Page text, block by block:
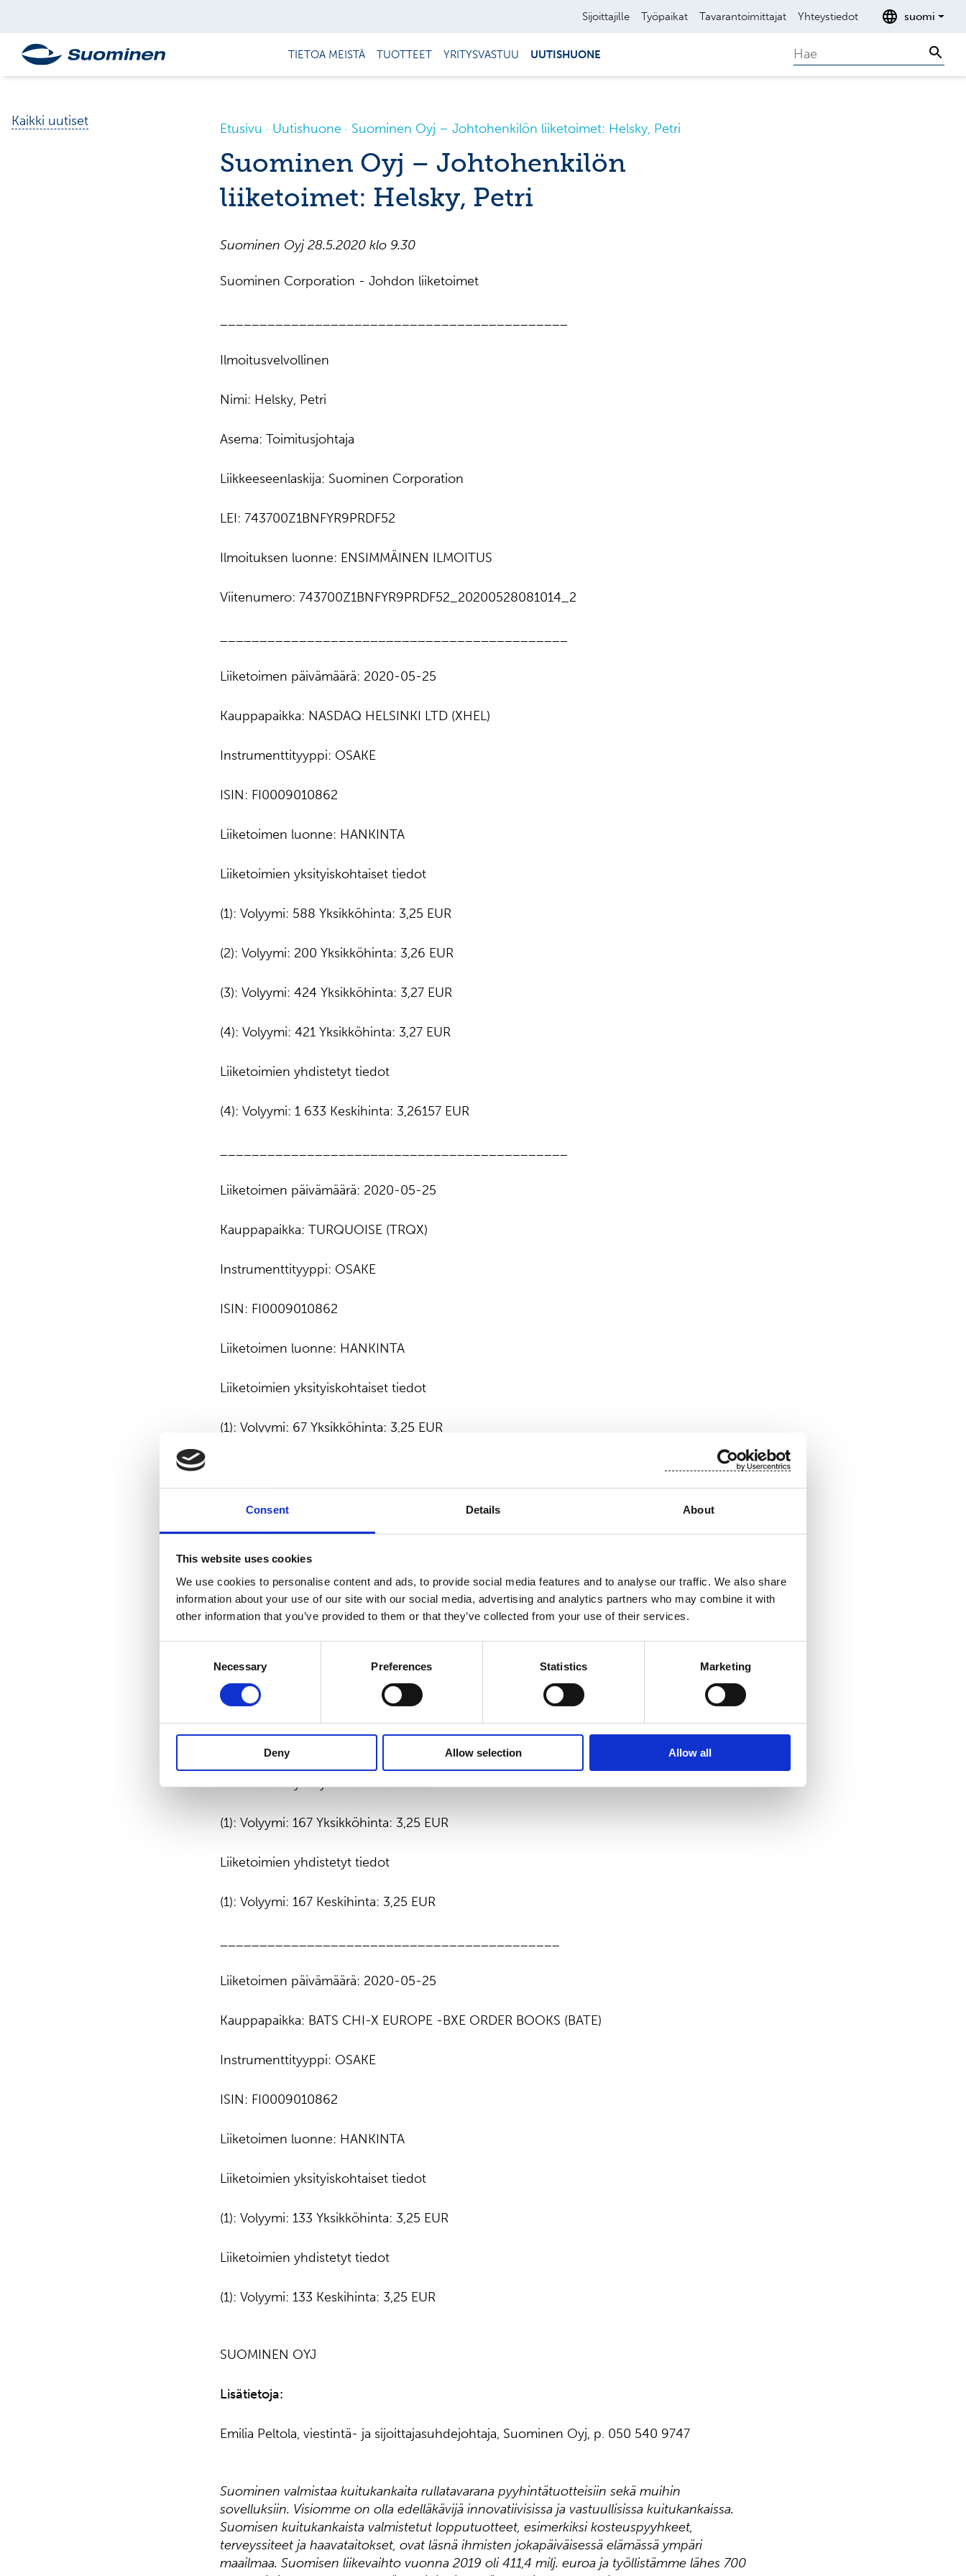
Consent Details About
This website uses cookies
We use cookies to personalise content and ads, to provide social media features and to analyse our traffic. We also share
information about your use of our site with our social media, advertising and analytics partners who may combine it with
other information that you’ve provided to them or that they’ve collected from your use of their services.
Necessary Preferences Statistics Marketing
Deny Allow selection Allow all
Sijoittajille Työpaikat Tavarantoimittajat Yhteystiedot suomi
TIETOA MEISTÄ TUOTTEET YRITYSVASTUU UUTISHUONE Search
Kaikki uutiset Etusivu Uutishuone Suominen Oyj – Johtohenkilön liiketoimet: Helsky, Petri
Suominen Oyj – Johtohenkilön
liiketoimet: Helsky, Petri
Suominen Oyj 28.5.2020 klo 9.30
Suominen Corporation - Johdon liiketoimet
Ilmoitusvelvollinen
Nimi: Helsky, Petri
Asema: Toimitusjohtaja
Liikkeeseenlaskija: Suominen Corporation
LEI: 743700Z1BNFYR9PRDF52
Ilmoituksen luonne: ENSIMMÄINEN ILMOITUS
Viitenumero: 743700Z1BNFYR9PRDF52_20200528081014_2
Liiketoimen päivämäärä: 2020-05-25
Kauppapaikka: NASDAQ HELSINKI LTD (XHEL)
Instrumenttityyppi: OSAKE
ISIN: FI0009010862
Liiketoimen luonne: HANKINTA
Liiketoimien yksityiskohtaiset tiedot
(1): Volyymi: 588 Yksikköhinta: 3,25 EUR
(2): Volyymi: 200 Yksikköhinta: 3,26 EUR
(3): Volyymi: 424 Yksikköhinta: 3,27 EUR
(4): Volyymi: 421 Yksikköhinta: 3,27 EUR
Liiketoimien yhdistetyt tiedot
(4): Volyymi: 1 633 Keskihinta: 3,26157 EUR
Liiketoimen päivämäärä: 2020-05-25
Kauppapaikka: TURQUOISE (TRQX)
Instrumenttityyppi: OSAKE
ISIN: FI0009010862
Liiketoimen luonne: HANKINTA
Liiketoimien yksityiskohtaiset tiedot
(1): Volyymi: 67 Yksikköhinta: 3,25 EUR
(1): Volyymi: 67 Keskihinta: 3,25 EUR
Liiketoimen päivämäärä: 2020-05-25
Kauppapaikka: BATS CHI-X EUROPE -CXE ORDER BOOKS (CHIX)
Instrumenttityyppi: OSAKE
ISIN: FI0009010862
Liiketoimien yksityiskohtaiset tiedot
(1): Volyymi: 167 Yksikköhinta: 3,25 EUR
Liiketoimien yhdistetyt tiedot
(1): Volyymi: 167 Keskihinta: 3,25 EUR
Liiketoimen päivämäärä: 2020-05-25
Kauppapaikka: BATS CHI-X EUROPE -BXE ORDER BOOKS (BATE)
Instrumenttityyppi: OSAKE
ISIN: FI0009010862
Liiketoimen luonne: HANKINTA
Liiketoimien yksityiskohtaiset tiedot
(1): Volyymi: 133 Yksikköhinta: 3,25 EUR
Liiketoimien yhdistetyt tiedot
(1): Volyymi: 133 Keskihinta: 3,25 EUR
SUOMINEN OYJ
Lisätietoja:
Emilia Peltola, viestintä- ja sijoittajasuhdejohtaja, Suominen Oyj, p. 050 540 9747
Suominen valmistaa kuitukankaita rullatavarana pyyhintätuotteisiin sekä muihin
sovelluksiin. Visiomme on olla edelläkävijä innovatiivisissa ja vastuullisissa kuitukankaissa.
Suomisen kuitukankaista valmistetut lopputuotteet, esimerkiksi kosteuspyyhkeet,
terveyssiteet ja haavataitokset, ovat läsnä ihmisten jokapäiväisessä elämässä ympäri
maailmaa. Suomisen liikevaihto vuonna 2019 oli 411,4 milj. euroa ja työllistämme lähes 700